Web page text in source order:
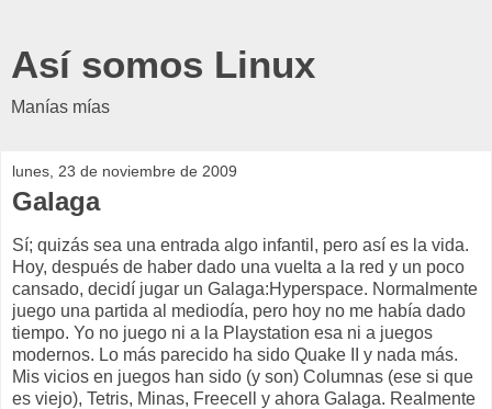
Así somos Linux
Manías mías
lunes, 23 de noviembre de 2009
Galaga
Sí; quizás sea una entrada algo infantil, pero así es la vida.
Hoy, después de haber dado una vuelta a la red y un poco
cansado, decidí jugar un Galaga:Hyperspace. Normalmente
juego una partida al mediodía, pero hoy no me había dado
tiempo. Yo no juego ni a la Playstation esa ni a juegos
modernos. Lo más parecido ha sido Quake II y nada más.
Mis vicios en juegos han sido (y son) Columnas (ese si que
es viejo), Tetris, Minas, Freecell y ahora Galaga. Realmente